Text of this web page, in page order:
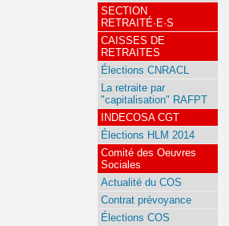
SECTION
RETRAITÉ·E·S
CAISSES DE
RETRAITES
Élections CNRACL
La retraite par
"capitalisation" RAFPT
INDECOSA CGT
Élections HLM 2014
Comité des Oeuvres
Sociales
Actualité du COS
Contrat prévoyance
Élections COS